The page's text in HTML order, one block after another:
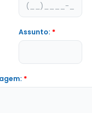
Assunto: *
*